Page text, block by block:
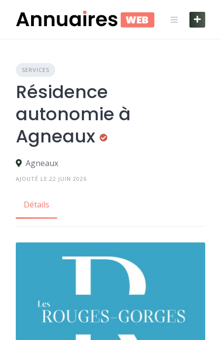
content
SERVICES
Résidence
autonomie à
Agneaux
Agneaux
AJOUTÉ LE 22 JUIN 2026
Détails